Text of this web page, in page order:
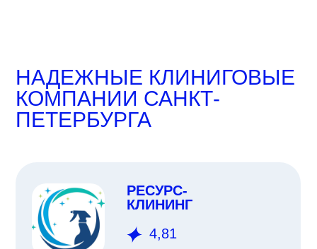
НАДЕЖНЫЕ КЛИНИГОВЫЕ
КОМПАНИИ САНКТ-
ПЕТЕРБУРГА
РЕСУРС-
КЛИНИНГ
4,81